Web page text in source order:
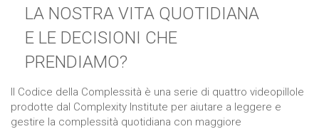
LA NOSTRA VITA QUOTIDIANA
E LE DECISIONI CHE
PRENDIAMO?
Il Codice della Complessità è una serie di quattro videopillole
prodotte dal Complexity Institute per aiutare a leggere e
gestire la complessità quotidiana con maggiore
Statistici
struttura
del sito
Web, in